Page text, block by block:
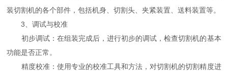
装切割机的各个部件，包括机身、切割头、夹紧装置、送料装置等。
3、调试与校准
初步调试：在组装完成后，进行初步的调试，检查切割机的基本
功能是否正常。
精度校准：使用专业的校准工具和方法，对切割机的切割精度进